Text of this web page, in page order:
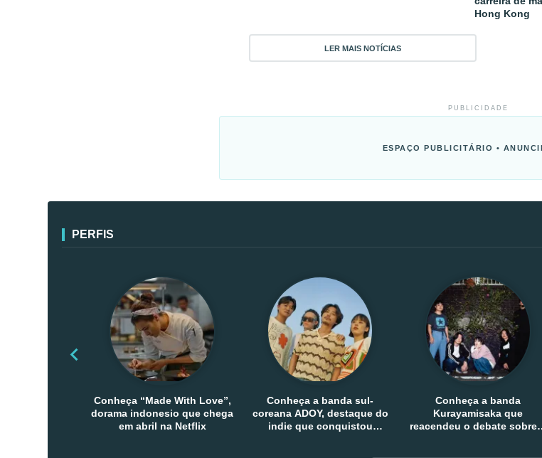
Hong Kong
LER MAIS NOTÍCIAS
PUBLICIDADE
ESPAÇO PUBLICITÁRIO •
PERFIS
Conheça “Made With Love”,
dorama indonesio que chega
em abril na Netflix
Conheça a banda sul-
coreana ADOY, destaque do
indie que conquistou
Conheça a banda
Kurayamisaka que
reacendeu o debate sobre